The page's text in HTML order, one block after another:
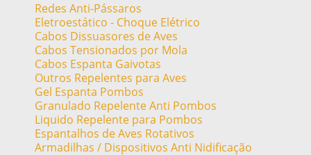
Redes Anti-Pássaros
Eletroestático - Choque Elétrico
Cabos Dissuasores de Aves
Cabos Tensionados por Mola
Cabos Espanta Gaivotas
Outros Repelentes para Aves
Gel Espanta Pombos
Granulado Repelente Anti Pombos
Liquido Repelente para Pombos
Espantalhos de Aves Rotativos
Armadilhas / Dispositivos Anti Nidificação